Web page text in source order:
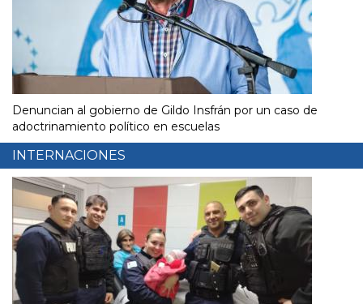
Denuncian al gobierno de Gildo Insfrán por un caso de
adoctrinamiento político en escuelas
INTERNACIONES